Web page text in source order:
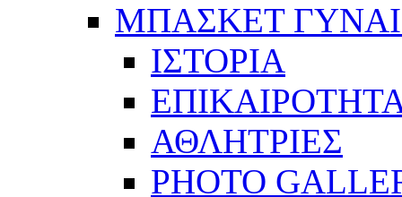
ΜΠΑΣΚΕΤ
ΙΣΤΟΡΙΑ
ΑΘΛΗΤΡΙΕΣ
PHOTO